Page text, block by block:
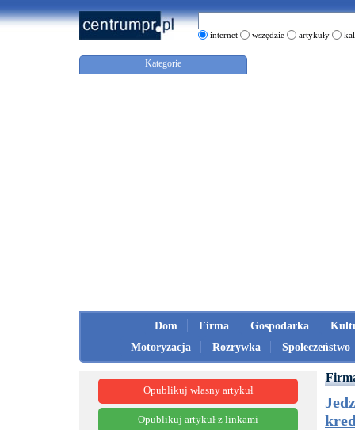
internet wszędzie artykuły
Kategorie
Dom Firma Gospodarka
Motoryzacja
Rozrywka Społeczeństwo
Opublikuj własny artykuł
Opublikuj artykuł z linkami